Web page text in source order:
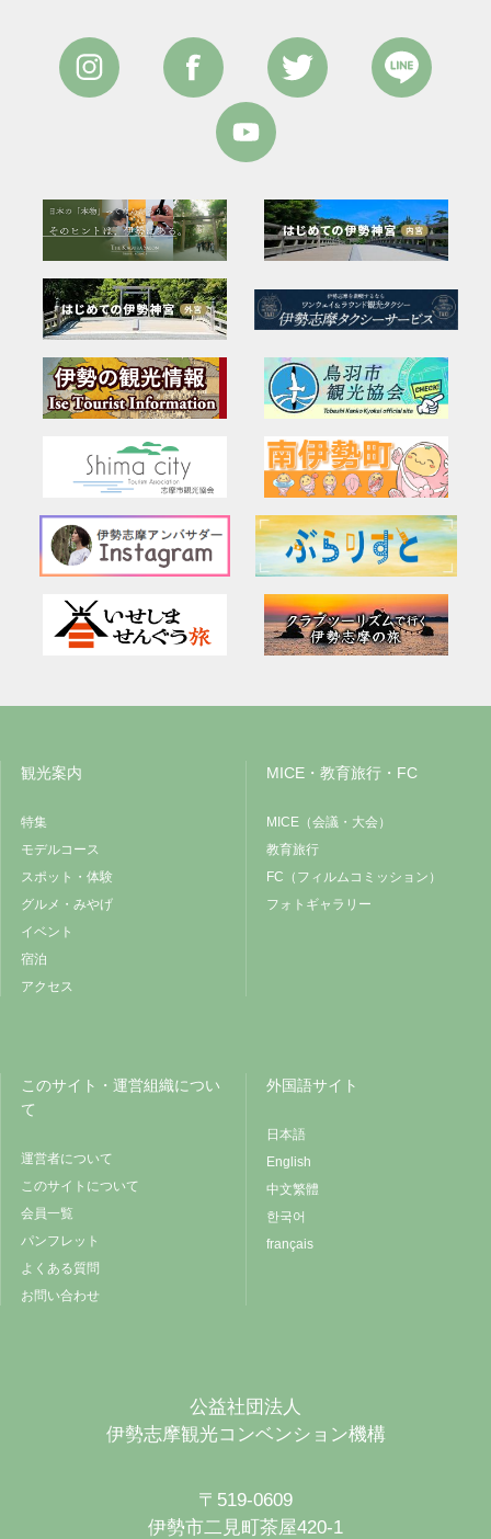
観光案内
特集
モデルコース
スポット・体験
グルメ・みやげ
イベント
宿泊
アクセス
MICE・教育旅行・FC
MICE（会議・大会）
教育旅行
FC（フィルムコミッション）
フォトギャラリー
このサイト・運営組織につい
て
運営者について
このサイトについて
会員一覧
パンフレット
よくある質問
お問い合わせ
外国語サイト
日本語
English
中文繁體
한국어
français
公益社団法人
伊勢志摩観光コンベンション機構
〒519-0609
伊勢市二見町茶屋420-1